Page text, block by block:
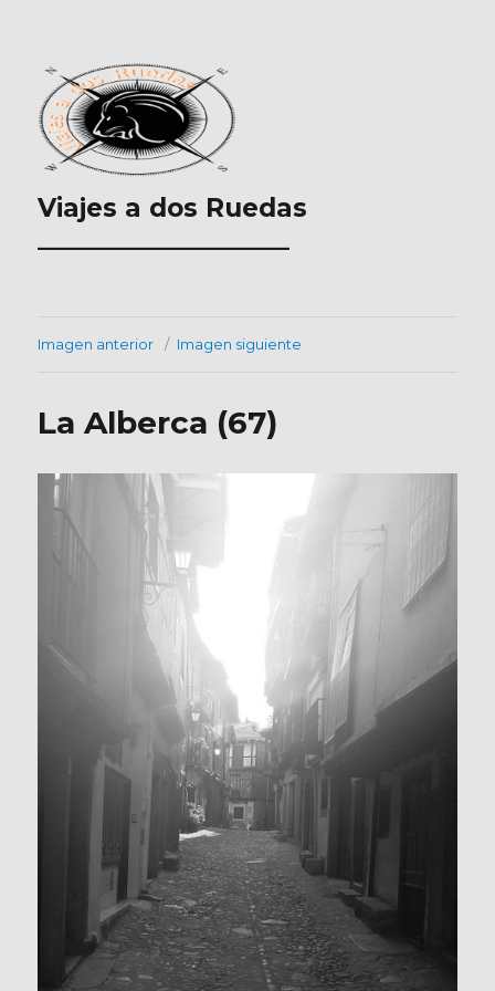
Viajes a dos Ruedas
___________________
Imagen anterior Imagen siguiente
La Alberca (67)